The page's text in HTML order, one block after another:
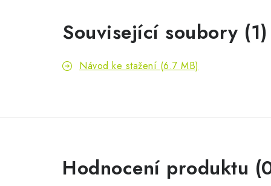
Související soubory (1)
Návod ke stažení (6.7 MB)
Hodnocení produktu